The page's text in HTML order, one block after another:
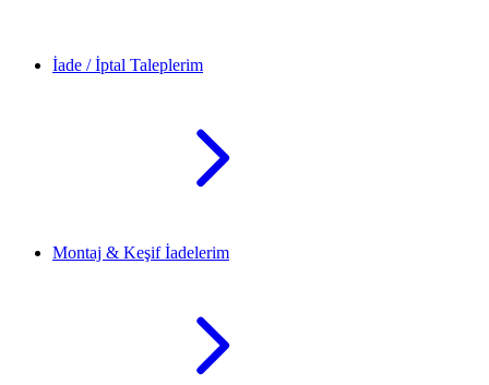
İade / İptal Taleplerim
Montaj & Keşif İadelerim